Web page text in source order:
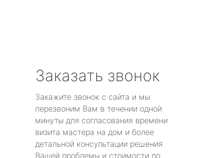
Заказать звонок
Закажите звонок с сайта и мы
перезвоним Вам в течении одной
минуты для согласования времени
визита мастера на дом и более
детальной консультации решения
Вашей проблемы и стоимости по